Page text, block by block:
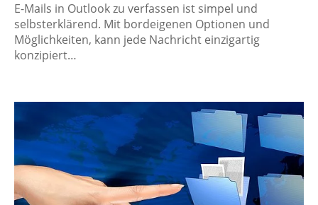
E-Mails in Outlook zu verfassen ist simpel und
selbsterklärend. Mit bordeigenen Optionen und
Möglichkeiten, kann jede Nachricht einzigartig
konzipiert…